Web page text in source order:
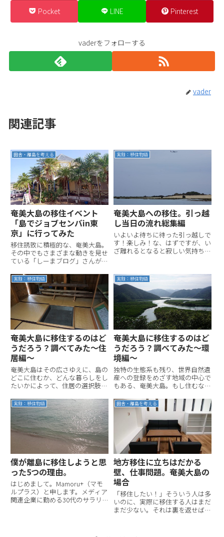
Pocket LINE Pinterest
vaderをフォローする
vader
関連記事
田舎・離島を考える
奄美大島の移住イベント
「島でジョブセンバin東
京」に行ってみた
移住誘致に積極的な、奄美大島。
その中でもさまざまな動きを見せ
ている「しーまブログ」さんが東
いうおしらせをいただいたので、
行ってきました。いくつか参考に
なる情報を聞いてきたので（とい
って2017年12月現在の状況...
実録：移住物語
奄美大島への移住。引っ越
し当日の流れ総集編
いよいよ待ちに待った引っ越しで
す！楽しみ！な、はずですが、い
ざ離れるとなると寂しい気持ちも
られません。引っ越しは10日く
らいかけて行わなければならない
大イベント。これを乗り切らね
ば...
実録：移住物語
奄美大島に移住するのはど
うだろう？調べてみた～住
居編～
奄美大島はその広さゆえに、島の
どこに住むか、どんな暮らしをし
たいかによって、住居の選択肢も
ている人も多く、またそもそも人
口が減っているので空き家も一定
存在しています。ただし、島なら
ではの注意点もいくつかありま
す...
実録：移住物語
奄美大島に移住するのはど
うだろう？調べてみた～環
境編～
独特の生態系も残り、世界自然遺
産への登録をめざす地域の中心で
もある、奄美大島。もし住むなら
残る奄美大島の環境について、僕
が知っているかぎりの情報をまと
めてみたいと思います。海、山、
マングローブ。奄美大島はこん
実録：移住物語
僕が離島に移住しようと思
った5つの理由。
はじめまして。Mamoru+（マモ
ルプラス）と申します。メディア
関連企業に勤める30代のサラリ
田舎・離島を考える
地方移住に立ちはだかる
壁、仕事問題。奄美大島の
場合
「移住したい！」そういう人は多
いのに、実際に移住する人はまだ
まだ少ない。それは裏を返せば、